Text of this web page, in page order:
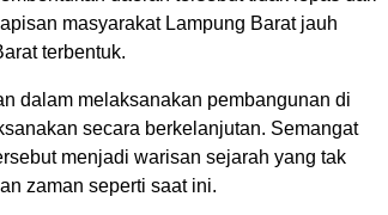
masyarakat Lampung Barat jauh
terbentuk.
dalam melaksanakan pembangunan di
secara berkelanjutan. Semangat
menjadi warisan sejarah yang tak
zaman seperti saat ini.